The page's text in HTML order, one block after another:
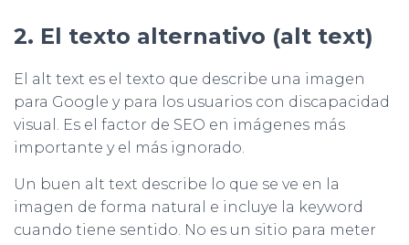
2. El texto alternativo (alt text)
El alt text es el texto que describe una imagen
para Google y para los usuarios con discapacidad
visual. Es el factor de SEO en imágenes más
importante y el más ignorado.
Un buen alt text describe lo que se ve en la
imagen de forma natural e incluye la keyword
cuando tiene sentido. No es un sitio para meter